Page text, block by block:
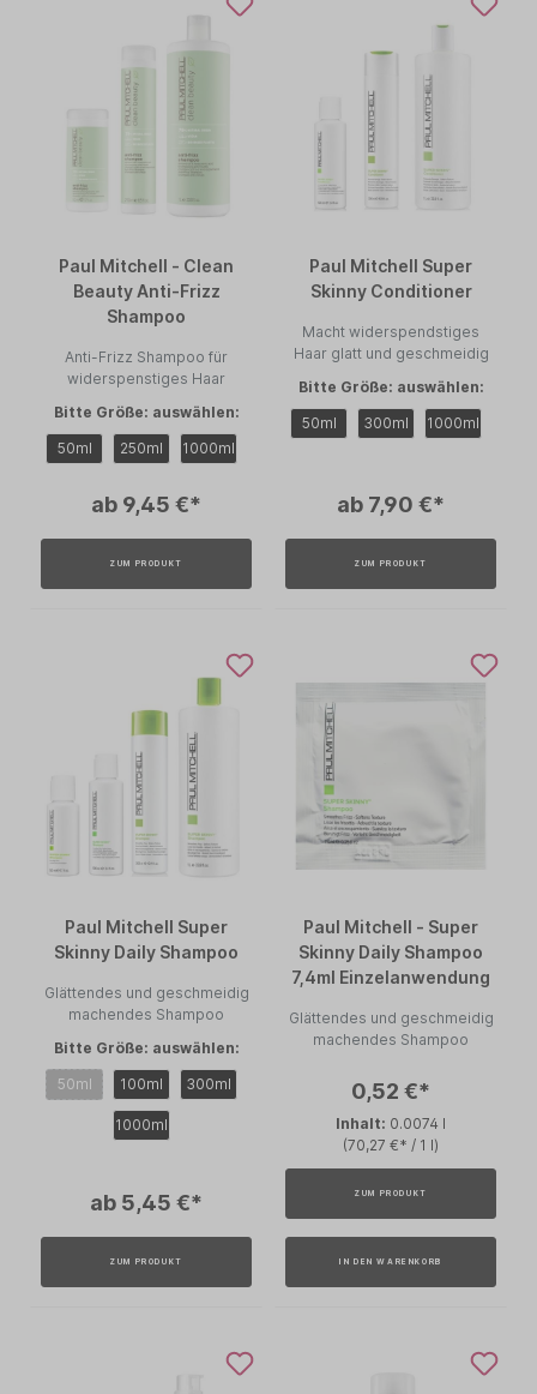
Paul Mitchell - Clean
Beauty Anti-Frizz
Shampoo
Anti-Frizz Shampoo für
widerspenstiges Haar
Bitte Größe: auswählen:
50ml
250ml 1000ml
ab 9,45 €*
ZUM PRODUKT
Paul Mitchell Super
Skinny Conditioner
Macht widerspendstiges
Haar glatt und geschmeidig
Bitte Größe: auswählen:
50ml
300ml 1000ml
ab 7,90 €*
ZUM PRODUKT
Paul Mitchell Super
Skinny Daily Shampoo
Glättendes und geschmeidig
machendes Shampoo
Bitte Größe: auswählen:
50ml
100ml 300ml
1000ml
ab 5,45 €*
ZUM PRODUKT
Paul Mitchell - Super
Skinny Daily Shampoo
7,4ml Einzelanwendung
Glättendes und geschmeidig
machendes Shampoo
0,52 €*
Inhalt: 0.0074 l
(70,27 €* / 1 l)
ZUM PRODUKT
IN DEN WARENKORB